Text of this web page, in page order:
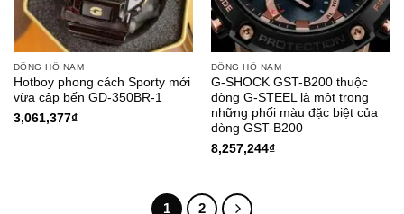
ĐỒNG HỒ NAM
Hotboy phong cách Sporty mới
vừa cập bến GD-350BR-1
3,061,377₫
ĐỒNG HỒ NAM
G-SHOCK GST-B200 thuộc
dòng G-STEEL là một trong
những phối màu đặc biệt của
dòng GST-B200
8,257,244₫
1 2